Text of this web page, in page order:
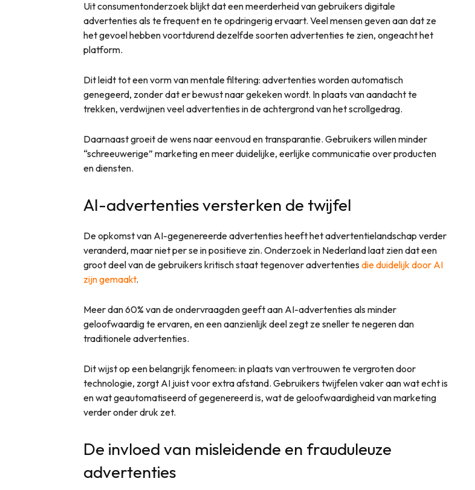
Uit consumentonderzoek blijkt dat een meerderheid van gebruikers digitale
advertenties als te frequent en te opdringerig ervaart. Veel mensen geven aan dat ze
het gevoel hebben voortdurend dezelfde soorten advertenties te zien, ongeacht het
platform.
Dit leidt tot een vorm van mentale filtering: advertenties worden automatisch
genegeerd, zonder dat er bewust naar gekeken wordt. In plaats van aandacht te
trekken, verdwijnen veel advertenties in de achtergrond van het scrollgedrag.
Daarnaast groeit de wens naar eenvoud en transparantie. Gebruikers willen minder
“schreeuwerige” marketing en meer duidelijke, eerlijke communicatie over producten
en diensten.
AI-advertenties versterken de twijfel
De opkomst van AI-gegenereerde advertenties heeft het advertentielandschap verder
veranderd, maar niet per se in positieve zin. Onderzoek in Nederland laat zien dat een
groot deel van de gebruikers kritisch staat tegenover advertenties die duidelijk door AI
zijn gemaakt.
Meer dan 60% van de ondervraagden geeft aan AI-advertenties als minder
geloofwaardig te ervaren, en een aanzienlijk deel zegt ze sneller te negeren dan
traditionele advertenties.
Dit wijst op een belangrijk fenomeen: in plaats van vertrouwen te vergroten door
technologie, zorgt AI juist voor extra afstand. Gebruikers twijfelen vaker aan wat echt is
en wat geautomatiseerd of gegenereerd is, wat de geloofwaardigheid van marketing
verder onder druk zet.
De invloed van misleidende en frauduleuze
advertenties